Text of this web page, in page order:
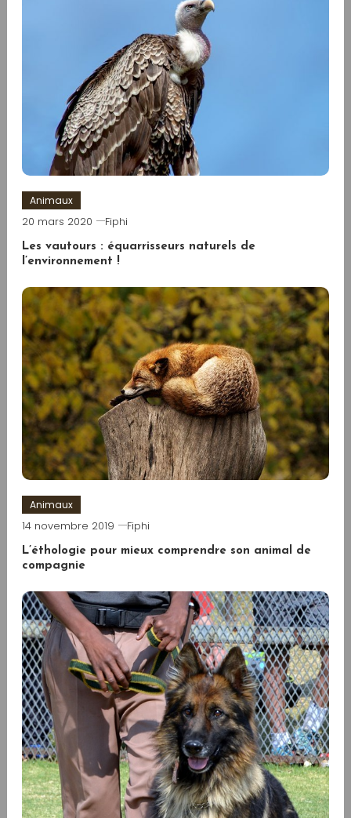
Animaux
20 mars 2020 Fiphi
Les vautours : équarrisseurs naturels de
l’environnement !
Animaux
14 novembre 2019 Fiphi
L’éthologie pour mieux comprendre son animal de
compagnie